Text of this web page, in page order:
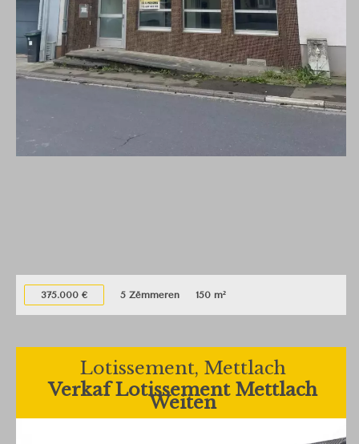
375.000 € 5 Zëmmeren 150 m²
Lotissement, Mettlach
Verkaf Lotissement Mettlach
Weiten